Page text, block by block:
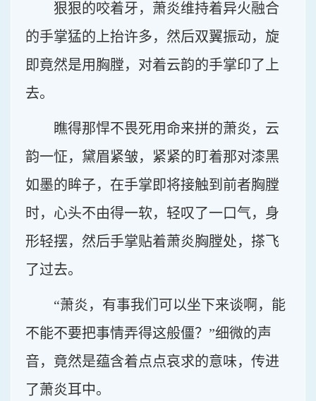
狠狠的咬着牙，萧炎维持着异火融合
的手掌猛的上抬许多，然后双翼振动，旋
即竟然是用胸膛，对着云韵的手掌印了上
去。
瞧得那悍不畏死用命来拼的萧炎，云
韵一怔，黛眉紧皱，紧紧的盯着那对漆黑
如墨的眸子，在手掌即将接触到前者胸膛
时，心头不由得一软，轻叹了一口气，身
形轻摆，然后手掌贴着萧炎胸膛处，搽飞
了过去。
“萧炎，有事我们可以坐下来谈啊，能
不能不要把事情弄得这般僵？”细微的声
音，竟然是蕴含着点点哀求的意味，传进
了萧炎耳中。